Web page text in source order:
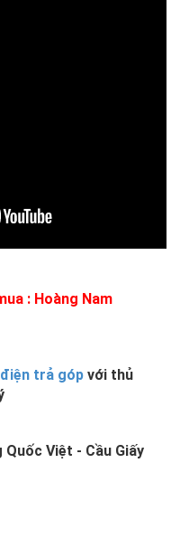
: Hoàng Nam
trả góp với thủ
Việt - Cầu Giấy